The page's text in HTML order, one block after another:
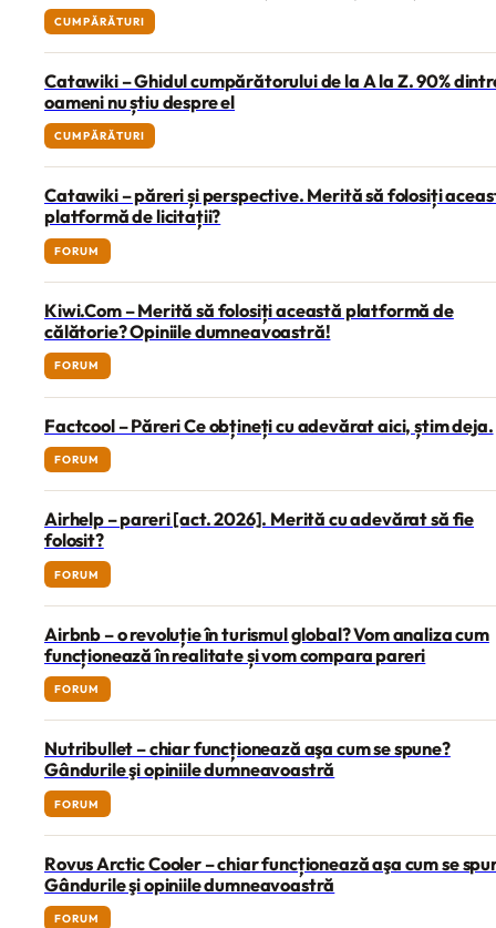
CUMPĂRĂTURI
Catawiki – Ghidul cumpărătorului de la A la Z. 90%
oameni nu știu despre el
CUMPĂRĂTURI
Catawiki – păreri și perspective. Merită să folosiți
platformă de licitații?
FORUM
Kiwi.Com – Merită să folosiți această platformă de
călătorie? Opiniile dumneavoastră!
FORUM
Factcool – Păreri Ce obțineți cu adevărat aici, știm deja.
FORUM
Airhelp – pareri [act. 2026]. Merită cu adevărat să fie
folosit?
FORUM
Airbnb – o revoluție în turismul global? Vom analiza cum
funcționează în realitate și vom compara pareri
FORUM
Nutribullet – chiar funcționează aşa cum se spune?
Gândurile şi opiniile dumneavoastră
FORUM
Rovus Arctic Cooler – chiar funcționează aşa cum se
Gândurile şi opiniile dumneavoastră
FORUM